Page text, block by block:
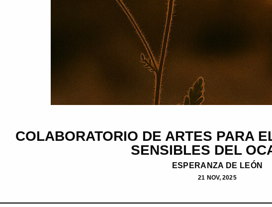
COLABORATORIO DE ARTES PARA
SENSIBLES DEL
ESPERANZA DE LEÓN
21 NOV, 2025